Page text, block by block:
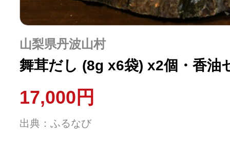
山梨県丹波山村
舞茸だし (8g x6袋) x2個・香油
17,000円
出典：ふるなび